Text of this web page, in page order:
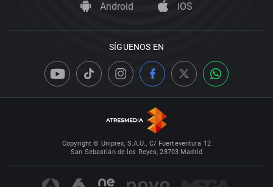
Android iOS
SÍGUENOS EN
Copyright © Uniprex, S.A.U., C/ Fuerteventura 12
San Sebastián de los Reyes, 28703 Madrid